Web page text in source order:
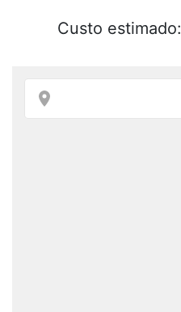
Custo estimado: